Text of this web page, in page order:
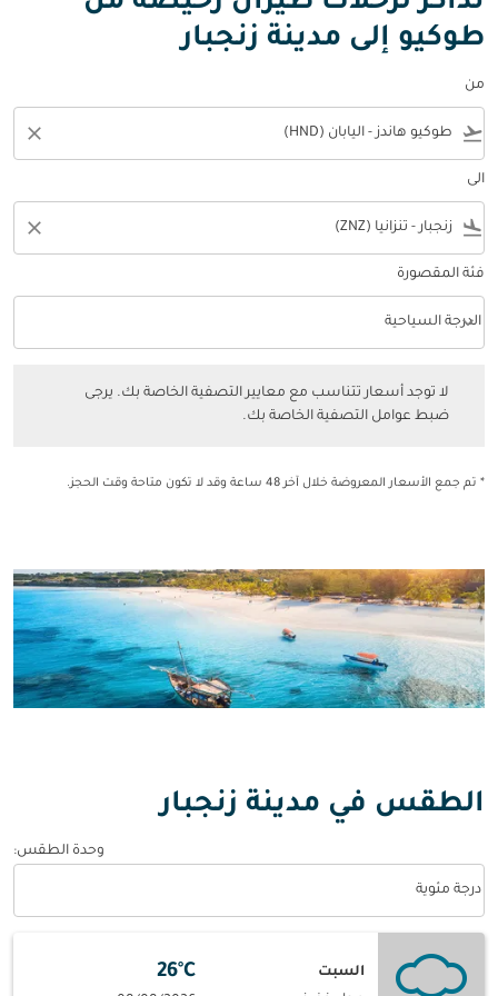
طوكيو إلى مدينة زنجبار
من
flight_takeoff
close
الى
flight_land
close
فئة المقصورة
فئة المقصورة option الدرجة السياحية Selected
الدرجة السياحية
keyboard_arrow_down
لا توجد أسعار تتناسب مع معايير التصفية الخاصة بك. يرجى
ضبط عوامل التصفية الخاصة بك.
* تم جمع الأسعار المعروضة خلال آخر 48 ساعة وقد لا تكون متاحة وقت الحجز.
الطقس في مدينة زنجبار
وحدة الطقس:
درجة مئوية
السبت
26°C